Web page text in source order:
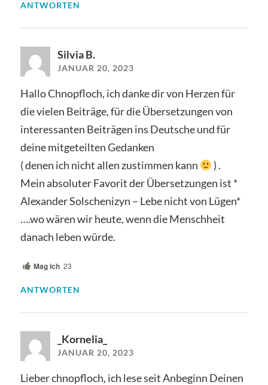
ANTWORTEN
Silvia B.
JANUAR 20, 2023
Hallo Chnopfloch, ich danke dir von Herzen für
die vielen Beiträge, für die Übersetzungen von
interessanten Beiträgen ins Deutsche und für
deine mitgeteilten Gedanken
( denen ich nicht allen zustimmen kann
) .
Mein absoluter Favorit der Übersetzungen ist *
Alexander Solschenizyn – Lebe nicht von Lügen*
….wo wären wir heute, wenn die Menschheit
danach leben würde.
Mag ich 23
ANTWORTEN
_Kornelia_
JANUAR 20, 2023
Lieber chnopfloch, ich lese seit Anbeginn Deinen